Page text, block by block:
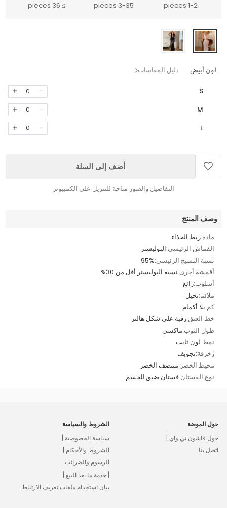
1-2 pieces
3-35 pieces
≥ 36 pieces
لون:أبيض دليل المقاسات
S
0
M
0
L
0
أضف إلى السلة
التفاصيل والصور متاحة للتنزيل على الكمبيوتر
وصف المنتج
مادة:ربط الحذاء
القماش الرئيسي:البوليستر
نسبة النسيج الرئيسي:95%
أقمشة أخرى:نسبة البوليستر أقل من 30%
أسلوب:رائع
ملائم:نحيل
كم:بلا أكمام
خط العنق:رقبة على شكل هالتر
طول الثوب:ماكسي
نمط:لون ثابت
زخرفة:تجويف
محيط الخصر:منتصف الخصر
نوع الفستان:فستان ضيق للجسم
حول الموضة
حول فاشون تي واي |
اتصل بنا
الشروط والسياسة
سياسة الخصوصية |
الشروط والأحكام |
الرسوم والضرائب
| خدمة ما بعد البيع |
بيان استخدام ملفات تعريف الارتباط